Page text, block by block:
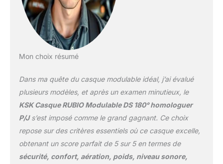
Mon choix résumé
Dans ma quête du casque modulable idéal, j’ai évalué
plusieurs modèles, et après un examen minutieux, le
KSK Casque RUBIO Modulable DS 180° homologuer
P/Js’est imposé comme le grand gagnant. Ce choix
repose sur des critères essentiels où ce casque excelle,
obtenant un score parfait de 5 sur 5 en termes de
sécurité, confort, aération, poids, niveau sonore,